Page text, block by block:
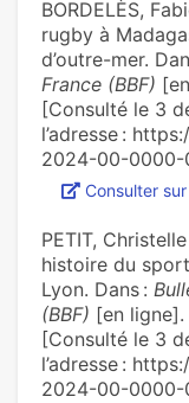
BORDELÈS,
rugby à
d’outre-mer.
France (BBF)
[Consulté le 3
l’adresse :
2024-00-0000-
Consulter
PETIT,
histoire du
Lyon. Dans :
(BBF) [en
[Consulté le 3
l’adresse :
2024-00-0000-